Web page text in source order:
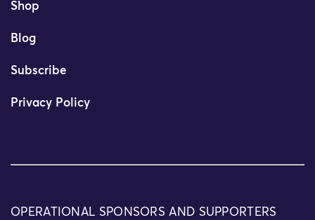
Shop
Blog
Subscribe
Privacy Policy
OPERATIONAL SPONSORS AND SUPPORTERS